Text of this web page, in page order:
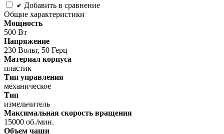
Добавить в сравнение
Общие характеристики
Мощность
500 Вт
Напряжение
230 Вольт, 50 Герц
Материал корпуса
пластик
Тип управления
механическое
Тип
измельчитель
Максимальная скорость вращения
15000 об./мин.
Объем чаши